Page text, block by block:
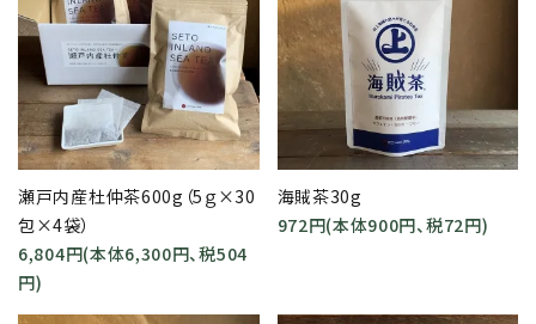
瀬戸内産杜仲茶600g（5ｇ×30
包×4袋）
6,804円(本体6,300円、税504
円)
海賊茶30g
972円(本体900円、税72円)